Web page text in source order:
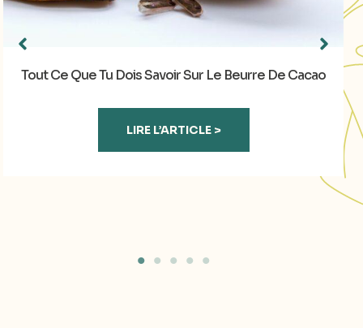
Tout Ce Que Tu Dois Savoir Sur Le Beurre De Cacao
LIRE L’ARTICLE >